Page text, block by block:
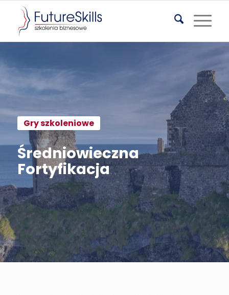
Gry szkoleniowe
Średniowieczna
Fortyfikacja